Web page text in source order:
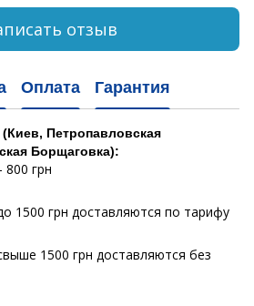
отзыв
Оплата Гарантия
(Киев, Петропавловская
Борщаговка):
800 грн
1500 грн доставляются по тарифу
1500 грн доставляются без